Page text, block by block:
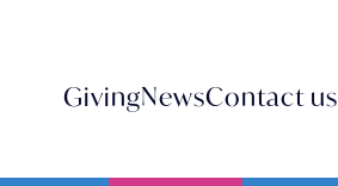
GivingNewsContact us